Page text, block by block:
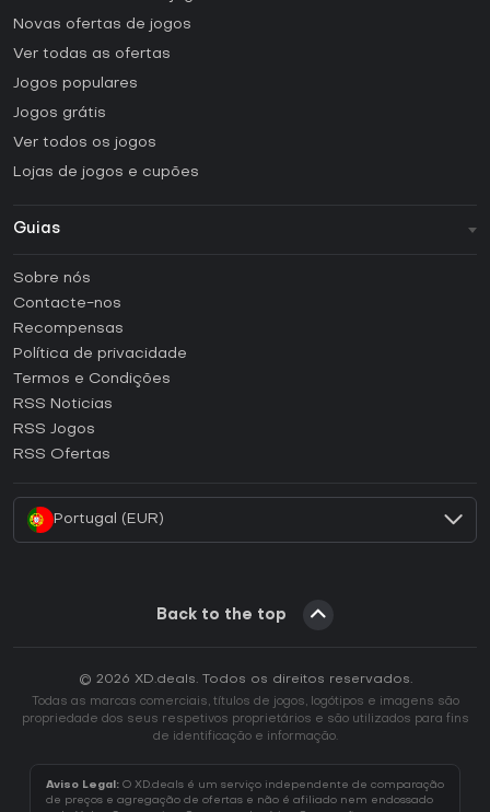
Novas ofertas de jogos
Ver todas as ofertas
Jogos populares
Jogos grátis
Ver todos os jogos
Lojas de jogos e cupões
Guias
Como ativar uma CD Key Steam?
Como ativar uma CD Key Epic Games?
Como ativar uma CD Key GOG?
Como ativar uma CD Key Ubisoft Connect?
Sobre nós
Contacte-nos
Recompensas
Política de privacidade
Termos e Condições
RSS Noticias
RSS Jogos
RSS Ofertas
Portugal (EUR)
Back to the top
© 2026 XD.deals. Todos os direitos reservados.
Todas as marcas comerciais, títulos de jogos, logótipos e imagens são
propriedade dos seus respetivos proprietários e são utilizados para fins
de identificação e informação.
Aviso Legal: O XD.deals é um serviço independente de comparação
de preços e agregação de ofertas e não é afiliado nem endossado